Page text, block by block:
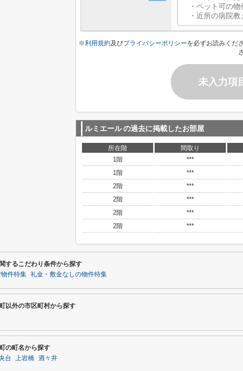
※利用規約及びプライバシーポリシーを必ずお読みくだ
未入力項
ルミエールの過去に掲載したお部屋
所在階 間取り
1階
***
1階
***
2階
***
2階
***
2階
***
2階
***
するこだわり条件から探す
件特集 礼金・敷金なしの物件特集
以外の市区町村から探す
の町名から探す
台 上岩橋 酒々井